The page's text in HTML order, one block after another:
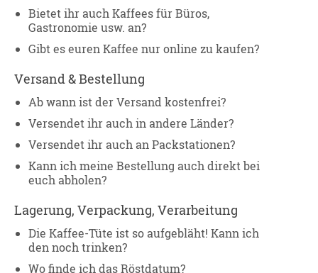
Bietet ihr auch Kaffees für Büros,
Gastronomie usw. an?
Gibt es euren Kaffee nur online zu kaufen?
Versand & Bestellung
Ab wann ist der Versand kostenfrei?
Versendet ihr auch in andere Länder?
Versendet ihr auch an Packstationen?
Kann ich meine Bestellung auch direkt bei
euch abholen?
Lagerung, Verpackung, Verarbeitung
Die Kaffee-Tüte ist so aufgebläht! Kann ich
den noch trinken?
Wo finde ich das Röstdatum?